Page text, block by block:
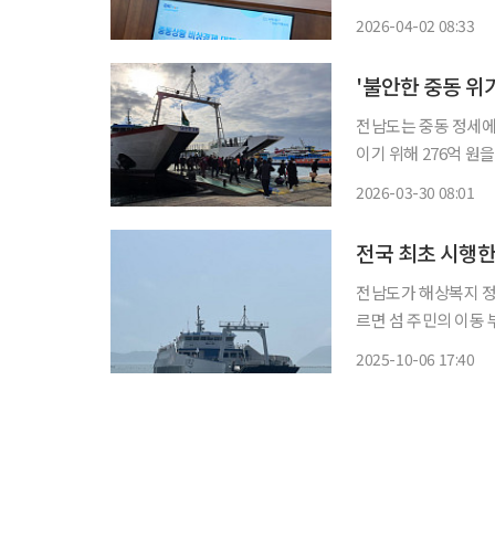
2026-04-02 08:33
'불안한 중동
전남도는 중동 정세
이기 위해 276억 원을 투입한다고 30일
2026-03-30 08:01
전국 최초 시행
전남도가 해상복지 정책
르면 섬 주민의 이동
2025-10-06 17:40